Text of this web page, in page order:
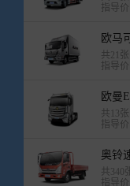
指导
欧马
共21
指导
欧曼
共13
指导
奥铃
共340
指导价